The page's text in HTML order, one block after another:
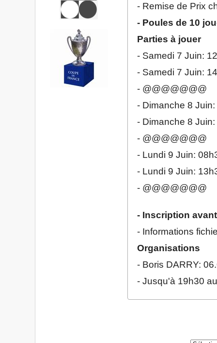
- Remise de Prix
- Poules de 10
Parties à jouer
- Samedi 7 Juin:
- Samedi 7 Juin:
- @@@@@@@
- Dimanche 8
- Dimanche 8
- @@@@@@@
- Lundi 9 Juin:
- Lundi 9 Juin:
- @@@@@@@
- Inscription
- Informations
Organisations
- Boris DARRY:
- Jusqu'à 19h30